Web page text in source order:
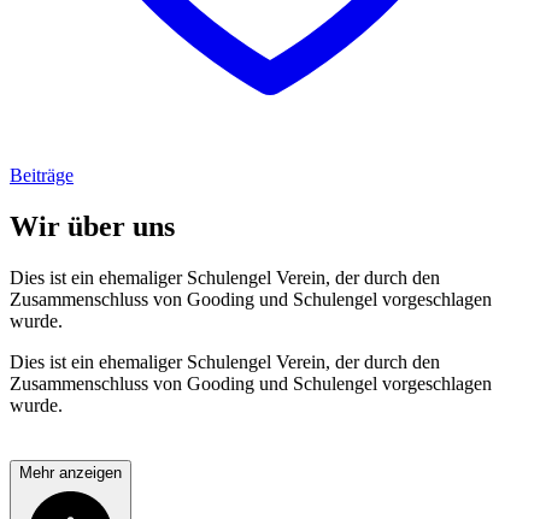
Beiträge
Wir über uns
Dies ist ein ehemaliger Schulengel Verein, der durch den
Zusammenschluss von Gooding und Schulengel vorgeschlagen
wurde.
Dies ist ein ehemaliger Schulengel Verein, der durch den
Zusammenschluss von Gooding und Schulengel vorgeschlagen
wurde.
Mehr anzeigen